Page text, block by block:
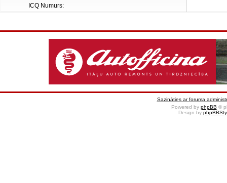
ICQ Numurs:
Sazināties ar foruma
Powered by phpBB ©
Design by